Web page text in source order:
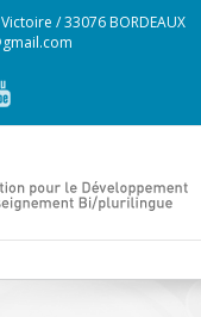
/ 33076 BORDEAUX